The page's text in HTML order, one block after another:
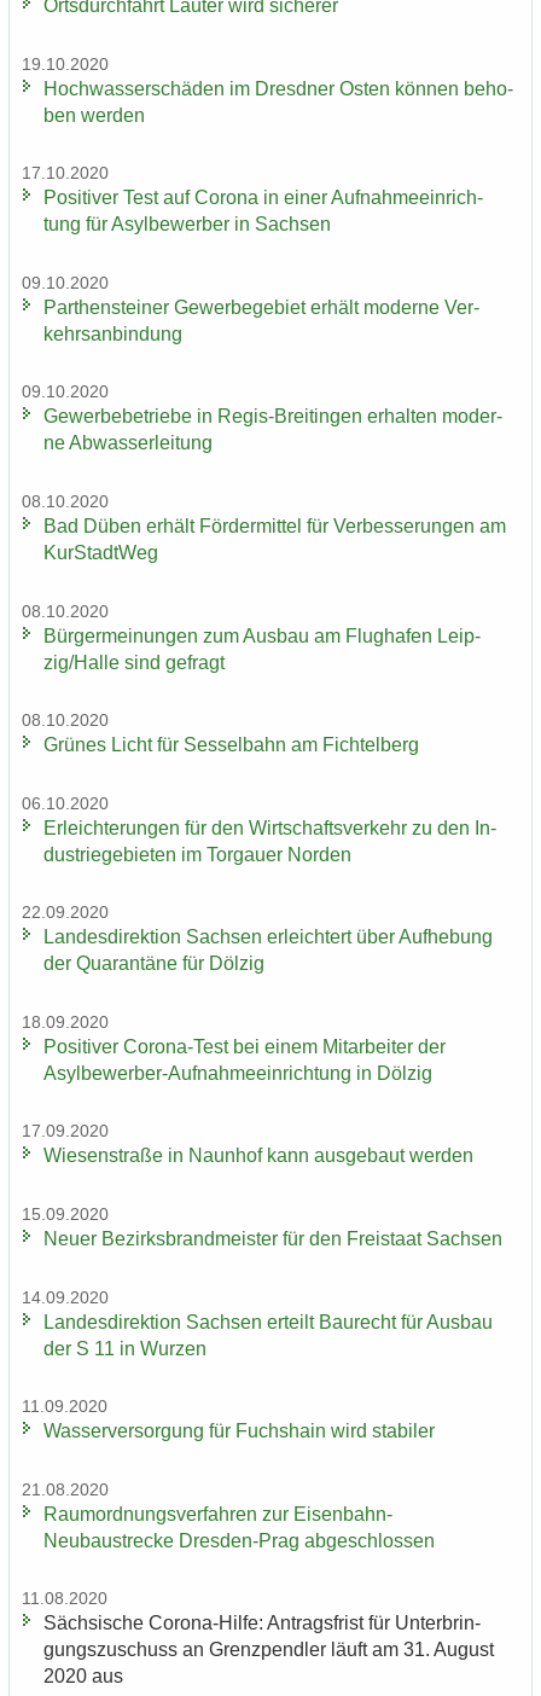
Orts­durch­fahrt Lau­ter wird si­che­rer
19.10.2020
Hoch­was­ser­schä­den im Dresd­ner Osten kön­nen be­ho­
ben wer­den
17.10.2020
Po­si­ti­ver Test auf Co­ro­na in einer Auf­nah­me­ein­rich­
tung für Asyl­be­wer­ber in Sach­sen
09.10.2020
Par­then­stei­ner Ge­wer­be­ge­biet er­hält mo­der­ne Ver­
kehrs­an­bin­dung
09.10.2020
Ge­wer­be­be­trie­be in Regis-​Breitingen er­hal­ten mo­der­
ne Ab­was­ser­lei­tung
08.10.2020
Bad Düben er­hält För­der­mit­tel für Ver­bes­se­run­gen am
Kur­Stadt­Weg
08.10.2020
Bür­ger­mei­nun­gen zum Aus­bau am Flug­ha­fen Leip­
zig/Halle sind ge­fragt
08.10.2020
Grü­nes Licht für Ses­sel­bahn am Fich­tel­berg
06.10.2020
Er­leich­te­run­gen für den Wirt­schafts­ver­kehr zu den In­
dus­trie­ge­bie­ten im Tor­gau­er Nor­den
22.09.2020
Lan­des­di­rek­ti­on Sach­sen er­leich­tert über Auf­he­bung
der Qua­ran­tä­ne für Döl­zig
18.09.2020
Po­si­ti­ver Corona-​Test bei einem Mit­ar­bei­ter der
Asylbewerber-​Aufnahmeeinrichtung in Döl­zig
17.09.2020
Wie­sen­stra­ße in Naun­hof kann aus­ge­baut wer­den
15.09.2020
Neuer Be­zirks­brand­meis­ter für den Frei­staat Sach­sen
14.09.2020
Lan­des­di­rek­ti­on Sach­sen er­teilt Bau­recht für Aus­bau
der S 11 in Wur­zen
11.09.2020
Was­ser­ver­sor­gung für Fuchs­hain wird sta­bi­ler
21.08.2020
Raum­ord­nungs­ver­fah­ren zur Eisenbahn-​
Neubaustrecke Dresden-​Prag ab­ge­schlos­sen
11.08.2020
Säch­si­sche Corona-​Hilfe: An­trags­frist für Un­ter­brin­
gungs­zu­schuss an Grenz­pend­ler läuft am 31. Au­gust
2020 aus